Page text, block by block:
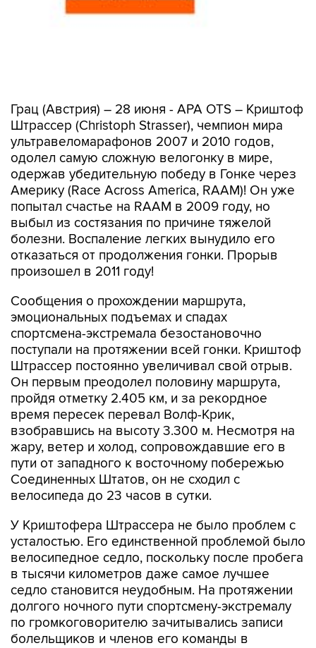
Грац (Австрия) – 28 июня - APA OTS – Криштоф
Штрассер (Christoph Strasser), чемпион мира
ультравеломарафонов 2007 и 2010 годов,
одолел самую сложную велогонку в мире,
одержав убедительную победу в Гонке через
Америку (Race Across America, RAAM)! Он уже
попытал счастье на RAAM в 2009 году, но
выбыл из состязания по причине тяжелой
болезни. Воспаление легких вынудило его
отказаться от продолжения гонки. Прорыв
произошел в 2011 году!
Сообщения о прохождении маршрута,
эмоциональных подъемах и спадах
спортсмена-экстремала безостановочно
поступали на протяжении всей гонки. Криштоф
Штрассер постоянно увеличивал свой отрыв.
Он первым преодолел половину маршрута,
пройдя отметку 2.405 км, и за рекордное
время пересек перевал Волф-Крик,
взобравшись на высоту 3.300 м. Несмотря на
жару, ветер и холод, сопровождавшие его в
пути от западного к восточному побережью
Соединенных Штатов, он не сходил с
велосипеда до 23 часов в сутки.
У Криштофера Штрассера не было проблем с
усталостью. Его единственной проблемой было
велосипедное седло, поскольку после пробега
в тысячи километров даже самое лучшее
седло становится неудобным. На протяжении
долгого ночного пути спортсмену-экстремалу
по громкоговорителю зачитывались записи
болельщиков и членов его команды в